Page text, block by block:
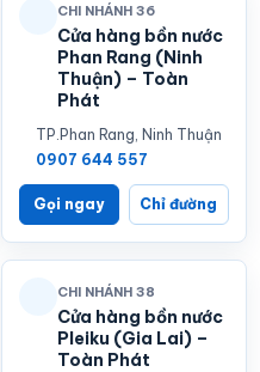
CHI NHÁNH 36
Cửa hàng bồn nước
Phan Rang (Ninh
Thuận) – Toàn
Phát
TP.Phan Rang, Ninh Thuận
0907 644 557
Gọi ngay Chỉ đường
CHI NHÁNH 38
Cửa hàng bồn nước
Pleiku (Gia Lai) –
Toàn Phát